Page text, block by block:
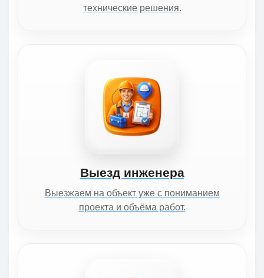
технические решения.
Выезд инженера
Выезжаем на объект уже с пониманием
проекта и объёма работ.